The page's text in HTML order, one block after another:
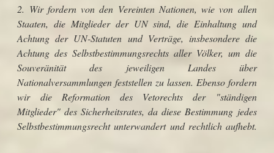
2. Wir fordern von den Vereinten Nationen, wie von allen
Staaten, die Mitglieder der UN sind, die Einhaltung und
Achtung der UN-Statuten und Verträge, insbesondere die
Achtung des Selbstbestimmungsrechts aller Völker, um die
Souveränität des jeweiligen Landes über
Nationalversammlungen feststellen zu lassen. Ebenso fordern
wir die Reformation des Vetorechts der "ständigen
Mitglieder" des Sicherheitsrates, da diese Bestimmung jedes
Selbstbestimmungsrecht unterwandert und rechtlich aufhebt.